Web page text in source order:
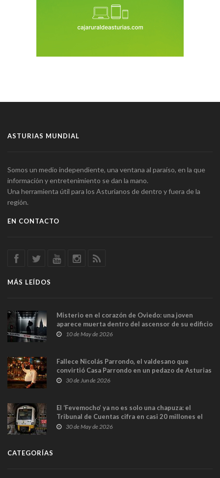
ASTURIAS MUNDIAL
Somos un medio independiente, una ventana al paraíso, en la que
información y entretenimiento se dan la mano.
Una herramienta útil para los Asturianos de dentro y fuera de la
región.
EN CONTACTO
MÁS LEÍDOS
Misterio en el corazón de Oviedo: una joven
aparece muerta dentro del ascensor de su edificio
y las cámaras captan sus últimos minutos
10 de May de 2026
Fallece Nicolás Parrondo, el valdesano que
convirtió Casa Parrondo en un pedazo de Asturias
en Madrid
30 de Jun de 2026
El ‘Fevemocho’ ya no es solo una chapuza: el
Tribunal de Cuentas cifra en casi 20 millones el
sobrecoste de los trenes que no cabían por los
30 de May de 2026
CATEGORÍAS